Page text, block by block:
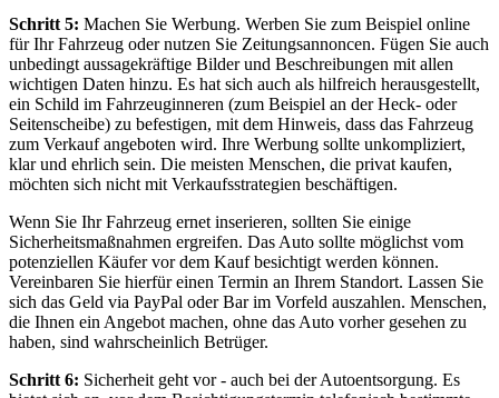
Schritt 5: Machen Sie Werbung. Werben Sie zum Beispiel online
für Ihr Fahrzeug oder nutzen Sie Zeitungsannoncen. Fügen Sie auch
unbedingt aussagekräftige Bilder und Beschreibungen mit allen
wichtigen Daten hinzu. Es hat sich auch als hilfreich herausgestellt,
ein Schild im Fahrzeuginneren (zum Beispiel an der Heck- oder
Seitenscheibe) zu befestigen, mit dem Hinweis, dass das Fahrzeug
zum Verkauf angeboten wird. Ihre Werbung sollte unkompliziert,
klar und ehrlich sein. Die meisten Menschen, die privat kaufen,
möchten sich nicht mit Verkaufsstrategien beschäftigen.
Wenn Sie Ihr Fahrzeug ernet inserieren, sollten Sie einige
Sicherheitsmaßnahmen ergreifen. Das Auto sollte möglichst vom
potenziellen Käufer vor dem Kauf besichtigt werden können.
Vereinbaren Sie hierfür einen Termin an Ihrem Standort. Lassen Sie
sich das Geld via PayPal oder Bar im Vorfeld auszahlen. Menschen,
die Ihnen ein Angebot machen, ohne das Auto vorher gesehen zu
haben, sind wahrscheinlich Betrüger.
Schritt 6: Sicherheit geht vor - auch bei der Autoentsorgung. Es